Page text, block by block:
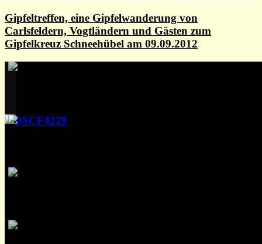
Gipfeltreffen, eine Gipfelwanderung von
Carlsfeldern, Vogtländern und Gästen zum
Gipfelkreuz Schneehübel am 09.09.2012